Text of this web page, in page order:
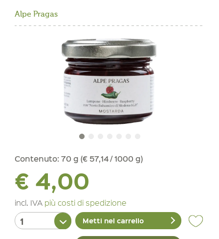
Alpe Pragas
Contenuto: 70 g (€ 57,14 / 1000 g)
€ 4,00
incl. IVA più costi di spedizione
Metti nel carrello